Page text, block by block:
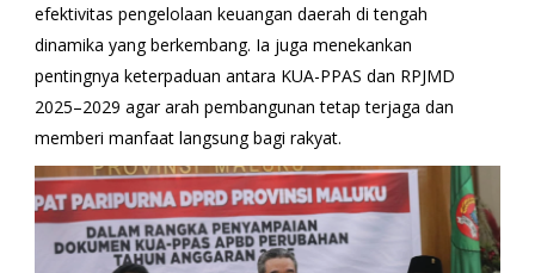
efektivitas pengelolaan keuangan daerah di tengah
dinamika yang berkembang. Ia juga menekankan
pentingnya keterpaduan antara KUA-PPAS dan RPJMD
2025–2029 agar arah pembangunan tetap terjaga dan
memberi manfaat langsung bagi rakyat.